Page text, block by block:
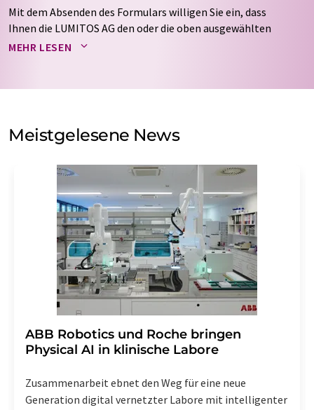
Mit dem Absenden des Formulars willigen Sie ein, dass
Ihnen die LUMITOS AG den oder die oben ausgewählten
Newsletter per E-Mail zusendet. Ihre Daten werden
auf Basis unsererDatenschutzerklärung. LUMITOS darf
Meinungsforschung per E-Mail kontaktieren. Ihre
Einwilligung können Sie jederzeit ohne Angabe von
Str. 2, 12489 Berlin oder per E-Mail unter
widerruf@lumitos.commit Wirkung für die Zukunft
widerrufen. Zudem ist in jeder E-Mail ein Link zur
Abbestellung des entsprechenden Newsletters
enthalten.
MEHR LESEN
Meistgelesene News
​​​​​​​ABB Robotics und Roche bringen
Physical AI in klinische Labore
Zusammenarbeit ebnet den Weg für eine neue
Generation digital vernetzter Labore mit intelligenter